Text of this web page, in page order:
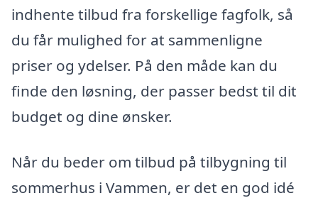
indhente tilbud fra forskellige fagfolk, så
du får mulighed for at sammenligne
priser og ydelser. På den måde kan du
finde den løsning, der passer bedst til dit
budget og dine ønsker.
Når du beder om tilbud på tilbygning til
sommerhus i Vammen, er det en god idé